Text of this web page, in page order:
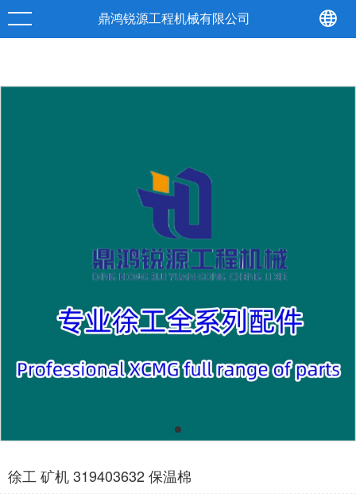
鼎鸿锐源工程机械有限公司
产品 详情
徐工 矿机 319403632 保温棉